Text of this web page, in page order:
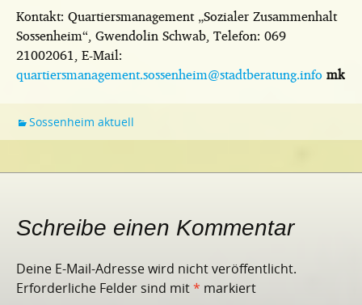
Kontakt: Quartiersmanagement „Sozialer Zusammenhalt
Sossenheim“, Gwendolin Schwab, Telefon: 069
21002061, E-Mail:
quartiersmanagement.sossenheim@stadtberatung.infomk
Sossenheim aktuell
Schreibe einen Kommentar
Deine E-Mail-Adresse wird nicht veröffentlicht.
Erforderliche Felder sind mit* markiert